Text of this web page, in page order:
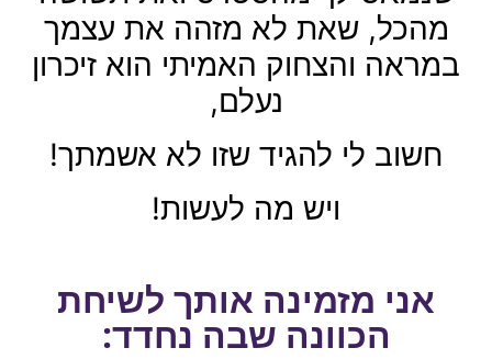
מהכל, שאת לא מזהה את עצמך
במראה והצחוק האמיתי הוא זיכרון
נעלם,
חשוב לי להגיד שזו לא אשמתך!
ויש מה לעשות!
אני מזמינה אותך לשיחת
הכוונה שבה נחדד: